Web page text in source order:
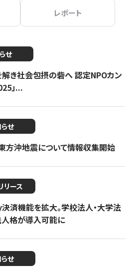
レポート
せ
解き社会包摂の砦へ 認定NPOカン
」...
せ
方沖地震について情報収集開始
リース
済機能を拡大。学校法人・大学法
格が導入可能に
せ